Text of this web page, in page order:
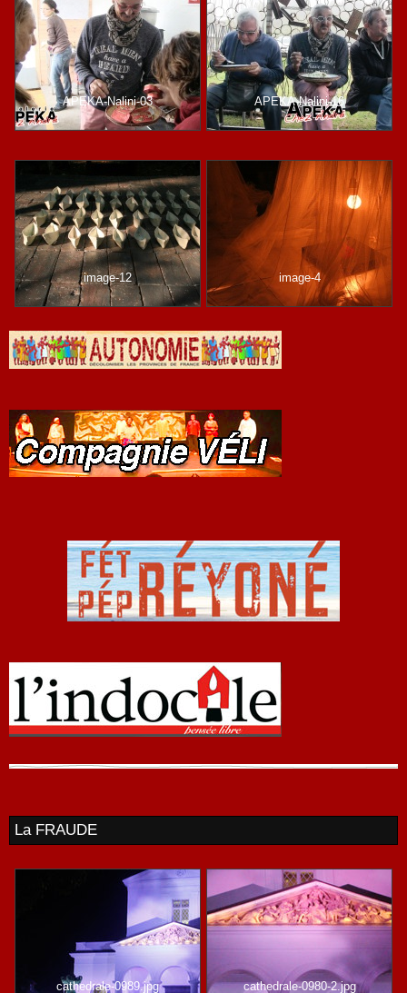
APEKA-Nalini-03 APEKA-Nalini-16
image-12 image-4
La FRAUDE
cathedrale-0989.jpg cathedrale-0980-2.jpg